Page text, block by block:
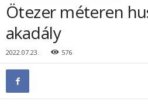
Ötezer méteren
akadály
2022.07.23. 576